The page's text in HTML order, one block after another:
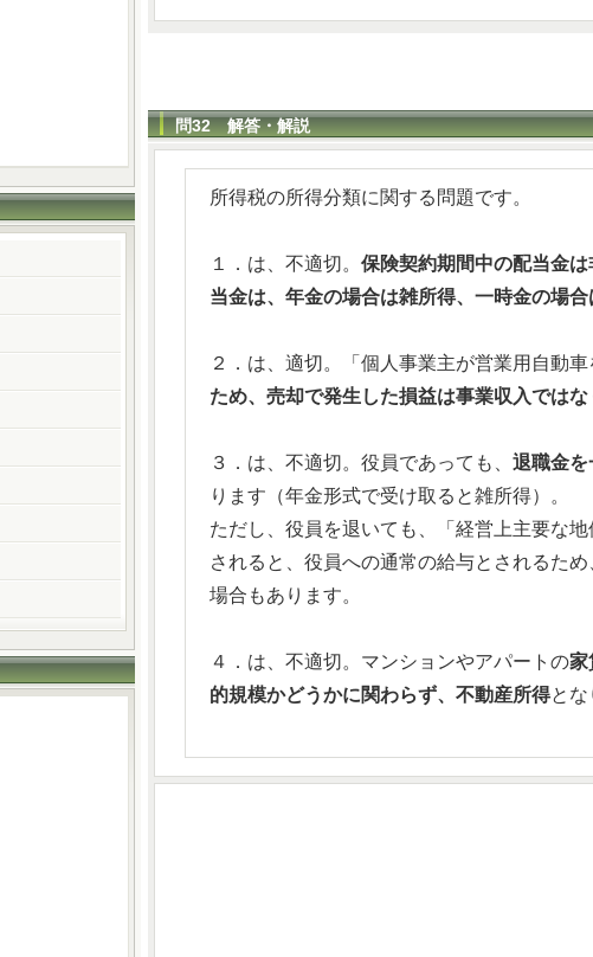
問32 解答・解説
所得税の所得分類に関する問題です。
１．は、不適切。 保険契約期間中の配当金は
当金は、年金の場合は雑所得、一時金の場
２．は、適切。「個人事業主が営業用自動車
ため、売却で発生した損益は事業収入では
３．は、不適切。役員であっても、 退職金を
ります（年金形式で受け取ると雑所得）。
ただし、役員を退いても、「経営上主要な
されると、役員への通常の給与とされるた
場合もあります。
４．は、不適切。マンションやアパートの家
的規模かどうかに関わらず、不動産所得とな